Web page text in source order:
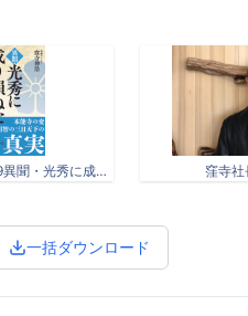
9784866677729異聞・光秀に成り損ねた男たち_350dpi.jpg 窪寺
一括ダウンロード